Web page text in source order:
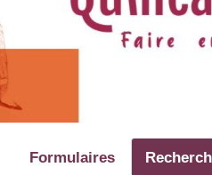
Formulaires